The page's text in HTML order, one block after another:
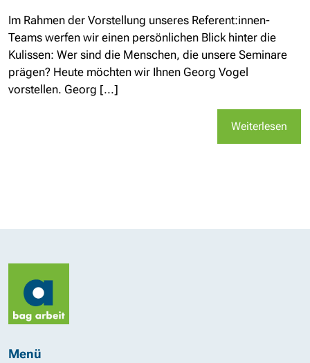
Im Rahmen der Vorstellung unseres Referent:innen-
Teams werfen wir einen persönlichen Blick hinter die
Kulissen: Wer sind die Menschen, die unsere Seminare
prägen? Heute möchten wir Ihnen Georg Vogel
vorstellen. Georg [...]
Weiterlesen
Menü